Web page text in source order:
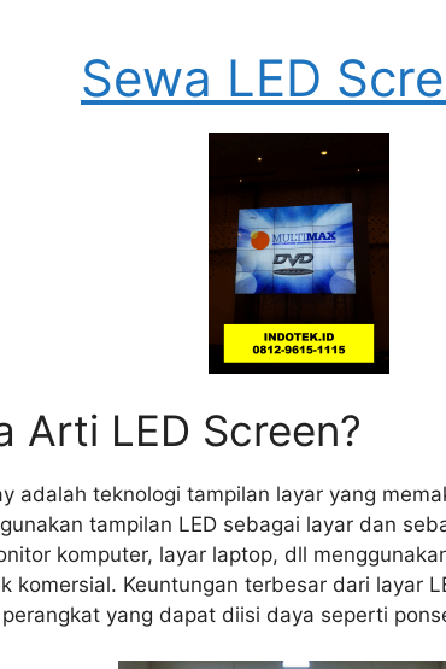
Sewa LED
Arti LED Screen?
teknologi tampilan layar yang
tampilan LED sebagai layar dan
komputer, layar laptop, dll
Keuntungan terbesar dari layar
yang dapat diisi daya seperti